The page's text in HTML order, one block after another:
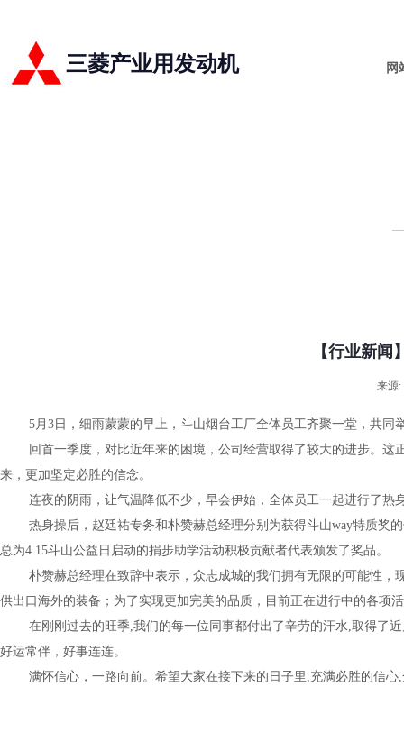
网
三菱产业用发动机
【行业新
来源
5月 3 日，细雨蒙蒙的早上，斗山烟台工厂全体员工齐聚一堂，共同
回首一季度，对比近年来的困境，公司经营取得了较大的进步。
来，更加坚定必胜的信念。
连夜的阴雨，让气温降低不少，早会伊始，全体员工一起进行了
热身操后，赵廷祐专务和朴赞赫总经理分别为获得斗山way特质奖
总为4.15斗山公益日启动的捐步助学活动积极贡献者代表颁发了奖品。
朴赞赫总经理在致辞中表示，众志成城的我们拥有无限的可能性
供出口海外的装备；为了实现更加完美的品质，目前正在进行中的各项
在刚刚过去的旺季,我们的每一位同事都付出了辛劳的汗水,取得了
好运常伴，好事连连。
满怀信心，一路向前。希望大家在接下来的日子里 ,充满必胜的信心,